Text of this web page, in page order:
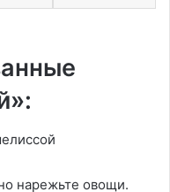
нарежьте овощи.